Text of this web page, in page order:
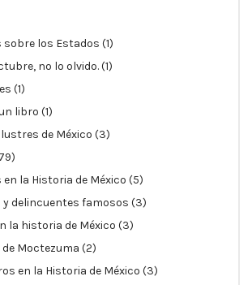
sobre los Estados (1)
no lo olvido.(1)
(1)
libro (1)
de México (3)
en la Historia de México (5)
y delincuentes famosos (3)
la historia de México (3)
de Moctezuma (2)
en la Historia de México (3)